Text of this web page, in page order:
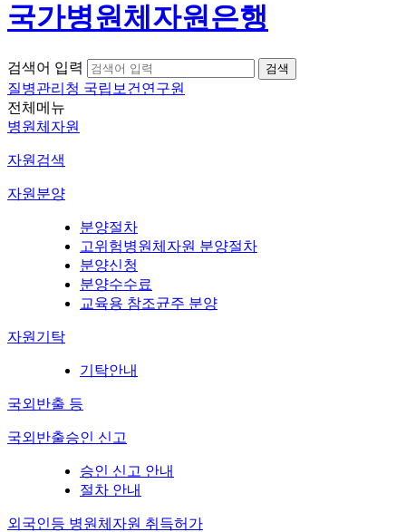
국가병원체자원은행
검색어 입력
질병관리청 국립보건연구원
전체메뉴
병원체자원
자원검색
자원분양
분양절차
고위험병원체자원 분양절차
분양신청
분양수수료
교육용 참조균주 분양
자원기탁
기탁안내
국외반출 등
국외반출승인 신고
승인 신고 안내
절차 안내
외국인등 병원체자원 취득허가